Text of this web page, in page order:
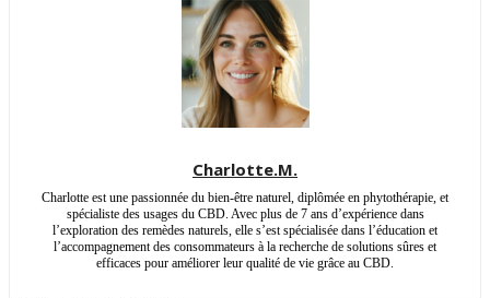
Charlotte.M.
Charlotte est une passionnée du bien-être naturel, diplômée en phytothérapie, et
spécialiste des usages du CBD. Avec plus de 7 ans d’expérience dans
l’exploration des remèdes naturels, elle s’est spécialisée dans l’éducation et
l’accompagnement des consommateurs à la recherche de solutions sûres et
efficaces pour améliorer leur qualité de vie grâce au CBD.